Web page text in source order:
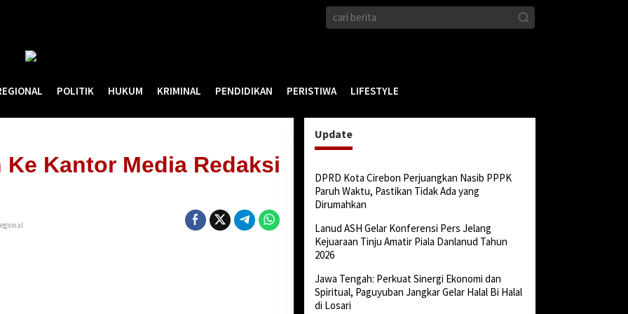
POLITIK HUKUM KRIMINAL PENDIDIKAN PERISTIWA LIFESTYLE
Ke Kantor Media Redaksi
Update
DPRD Kota Cirebon Perjuangkan Nasib PPPK
Paruh Waktu, Pastikan Tidak Ada yang
Dirumahkan
Lanud ASH Gelar Konferensi Pers Jelang
Kejuaraan Tinju Amatir Piala Danlanud Tahun
2026
Jawa Tengah: Perkuat Sinergi Ekonomi dan
Spiritual, Paguyuban Jangkar Gelar Halal Bi Halal
di Losari